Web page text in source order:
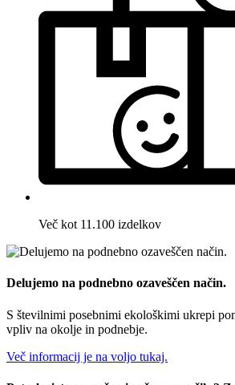
Več kot 11.100 izdelkov
Delujemo na podnebno ozaveščen način.
S številnimi posebnimi ekološkimi ukrepi
vpliv na okolje in podnebje.
Več informacij je na voljo tukaj.